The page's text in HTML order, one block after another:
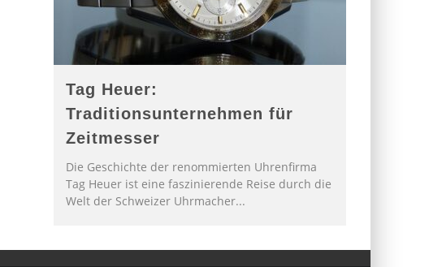
Tag Heuer:
Traditionsunternehmen für
Zeitmesser
Die Geschichte der renommierten Uhrenfirma
Tag Heuer ist eine faszinierende Reise durch die
Welt der Schweizer Uhrmacher...